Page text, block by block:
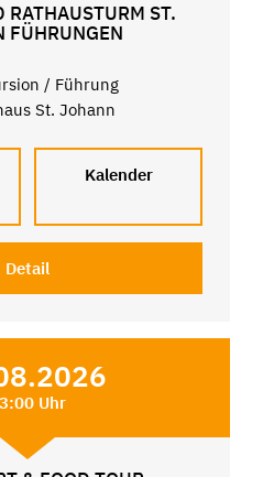
RATHAUSTURM ST.
FÜHRUNGEN
/ Führung
St. Johann
Kalender
Detail
Uhr